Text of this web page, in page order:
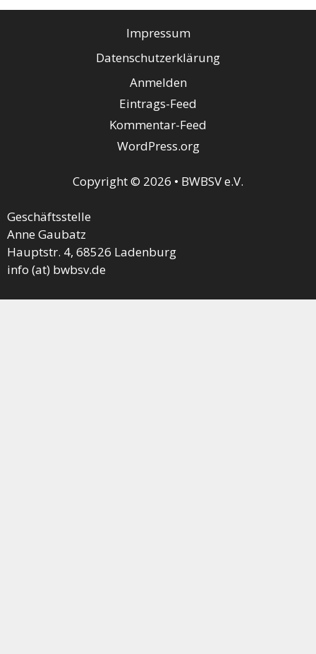
Impressum
Datenschutzerklärung
Anmelden
Eintrags-Feed
Kommentar-Feed
WordPress.org
Copyright © 2026 • BWBSV e.V.
Geschäftsstelle
Anne Gaubatz
Hauptstr. 4, 68526 Ladenburg
info (at) bwbsv.de